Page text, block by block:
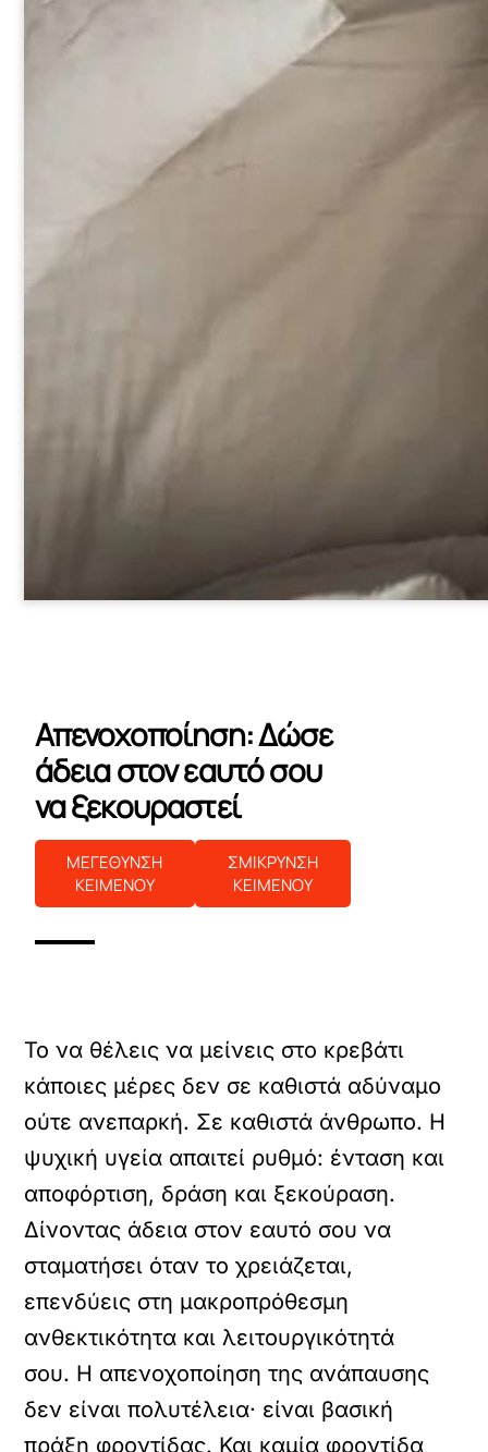
Απενοχοποίηση: Δώσε
άδεια στον εαυτό σου
να ξεκουραστεί
ΜΕΓΕΘΥΝΣΗ
ΚΕΙΜΕΝΟΥ
ΣΜΙΚΡΥΝΣΗ
ΚΕΙΜΕΝΟΥ
Το να θέλεις να μείνεις στο κρεβάτι
κάποιες μέρες δεν σε καθιστά αδύναμο
ούτε ανεπαρκή. Σε καθιστά άνθρωπο. Η
ψυχική υγεία απαιτεί ρυθμό: ένταση και
αποφόρτιση, δράση και ξεκούραση.
Δίνοντας άδεια στον εαυτό σου να
σταματήσει όταν το χρειάζεται,
επενδύεις στη μακροπρόθεσμη
ανθεκτικότητα και λειτουργικότητά
σου. Η απενοχοποίηση της ανάπαυσης
δεν είναι πολυτέλεια· είναι βασική
πράξη φροντίδας. Και καμία φροντίδα